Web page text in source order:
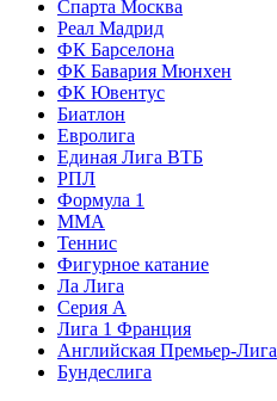
Спарта Москва
Реал Мадрид
ФК Барселона
ФК Бавария Мюнхен
ФК Ювентус
Биатлон
Евролига
Единая Лига ВТБ
РПЛ
Формула 1
MMA
Теннис
Фигурное катание
Ла Лига
Серия А
Лига 1 Франция
Английская Премьер-Лига
Бундеслига